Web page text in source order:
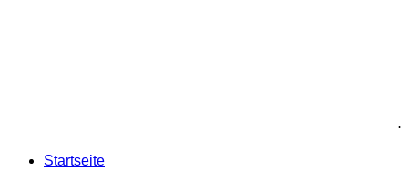
.
Startseite